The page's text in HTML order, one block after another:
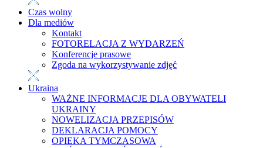
Czas wolny
Dla mediów
Kontakt
FOTORELACJA Z WYDARZEŃ
Konferencje prasowe
Zgoda na wykorzystywanie zdjęć
Ukraina
WAŻNE INFORMACJE DLA OBYWATELI
UKRAINY
NOWELIZACJA PRZEPISÓW
DEKLARACJA POMOCY
OPIEKA TYMCZASOWA